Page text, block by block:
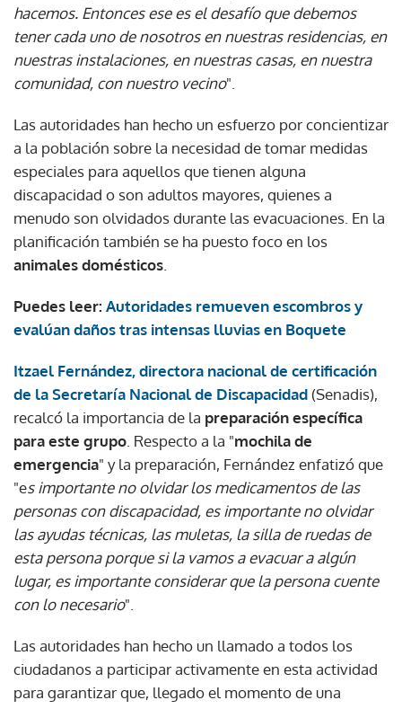
hacemos. Entonces ese es el desafío que debemos
tener cada uno de nosotros en nuestras residencias, en
nuestras instalaciones, en nuestras casas, en nuestra
comunidad, con nuestro vecino".
Las autoridades han hecho un esfuerzo por concientizar
a la población sobre la necesidad de tomar medidas
especiales para aquellos que tienen alguna
discapacidad o son adultos mayores, quienes a
menudo son olvidados durante las evacuaciones. En la
planificación también se ha puesto foco en los
animales domésticos
Puedes leer: Autoridades remueven escombros y
evalúan daños tras intensas lluvias en Boquete
Itzael Fernández, directora nacional de certificación
de la Secretaría Nacional de Discapacidad (Senadis),
recalcó la importancia de la preparación específica
para este grupo . Respecto a la "mochila de
emergencia" y la preparación, Fernández enfatizó que
"es importante no olvidar los medicamentos de las
personas con discapacidad, es importante no olvidar
las ayudas técnicas, las muletas, la silla de ruedas de
esta persona porque si la vamos a evacuar a algún
lugar, es importante considerar que la persona cuente
con lo necesario".
Las autoridades han hecho un llamado a todos los
ciudadanos a participar activamente en esta actividad
para garantizar que, llegado el momento de una